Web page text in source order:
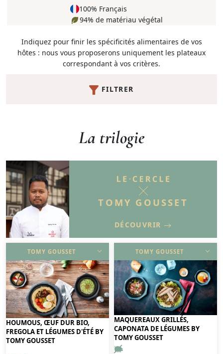
100% Français
94% de matériau végétal
Indiquez pour finir les spécificités alimentaires de vos
hôtes : nous vous proposerons uniquement les plateaux
correspondant à vos critères.
FILTRER
La trilogie
TOMY GOUSSET
DÉCOUVRIR
TOMY GOUSSET
DÉCOUVRIR
HOUMOUS, ŒUF DUR BIO,
FREGOLA ET LÉGUMES D'ÉTÉ BY
TOMY GOUSSET
TOMY GOUSSET
DÉCOUVRIR
MAQUEREAUX GRILLÉS,
CAPONATA DE LÉGUMES BY
TOMY GOUSSET